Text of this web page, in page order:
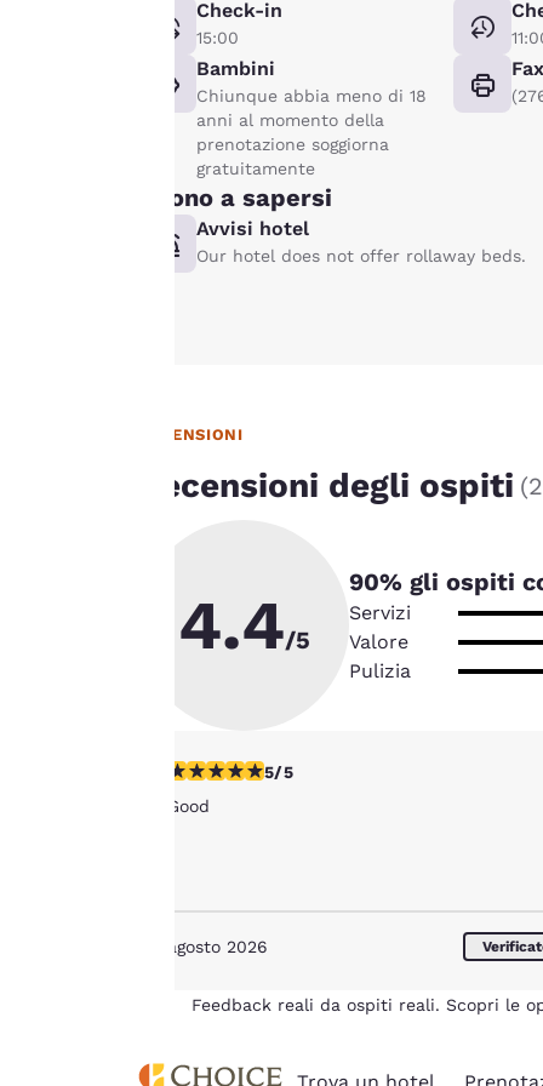
Check-in
15:00
Bambini
Chiunque abbia meno di 18
anni al momento della
prenotazione soggiorna
gratuitamente
Fax
Buono a sapersi
Avvisi hotel
Our hotel does not offer rollaway beds.
RECENSIONI
Recensioni degli ospiti (
4.4/5
90% gli ospiti
Servizi
Valore
Pulizia
Valutazione di 5 stelle. Eccezionale. 1
5/5
Good
agosto 2026
Feedback reali da ospiti reali. Scopri le
significa che
possiamo ricordare i
tuoi dati, mostrarti i
prodotti di tuo
migliorare i nostri
modificare queste
cookie” e seguendo le
Cliccando su "Accetta
cookie sul tuo
dispositivo. Cliccando
verranno memorizzati
sul tuo dispositivo.
Politica sui